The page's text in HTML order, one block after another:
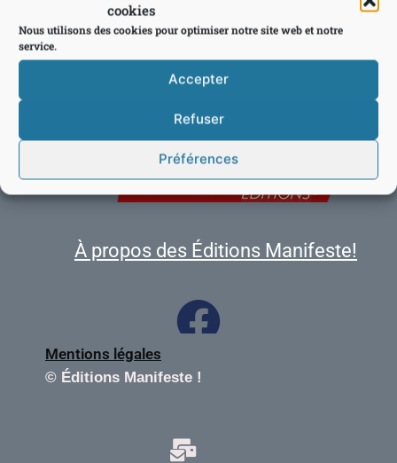
cookies
Nous utilisons des cookies pour optimiser notre site web et notre
service.
Accepter
Refuser
Préférences
À propos des Éditions Manifeste!
Mentions légales
© Éditions Manifeste !